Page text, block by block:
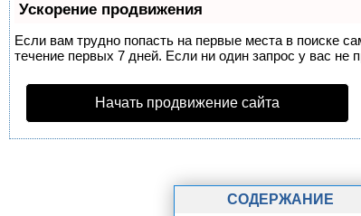
Ускорение продвижения
Если вам трудно попасть на первые места в поиске
течение первых 7 дней. Если ни один запрос у вас не
Начать продвижение сайта
СОДЕРЖАНИЕ